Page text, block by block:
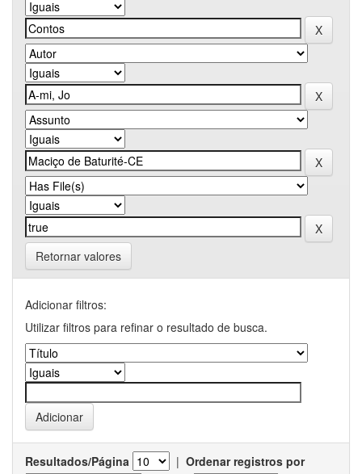
Retornar valores
Adicionar filtros:
Utilizar filtros para refinar o resultado de busca.
Resultados/Página | Ordenar registros por